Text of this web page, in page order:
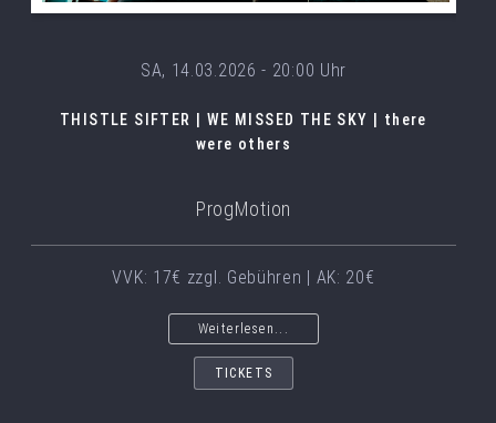
SA, 14.03.2026 - 20:00 Uhr
THISTLE SIFTER | WE MISSED THE SKY | there
were others
ProgMotion
VVK: 17€ zzgl. Gebühren | AK: 20€
Weiterlesen...
TICKETS